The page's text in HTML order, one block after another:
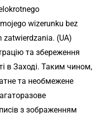
wizerunku bez
zatwierdzania. (UA)
та збереження
в Заході. Таким чином,
та необмежене
з зображенням